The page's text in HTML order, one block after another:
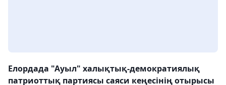
Елордада "Ауыл" халықтық-демократиялық
патриоттық партиясы саяси кеңесінің отырысы